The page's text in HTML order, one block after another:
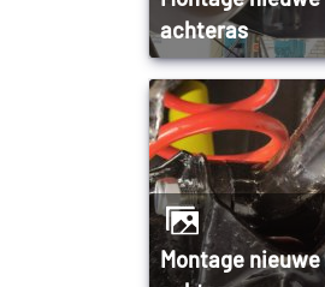
achteras
Montage nieuwe